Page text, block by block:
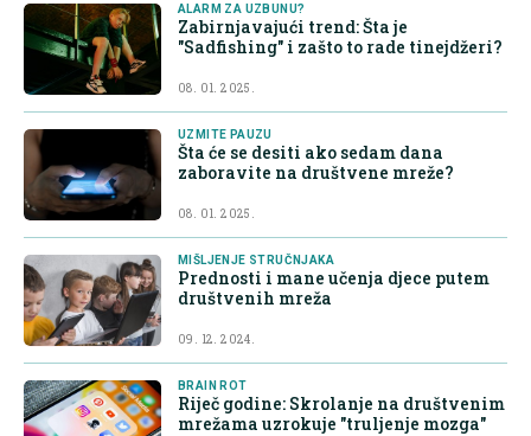
ALARM ZA UZBUNU?
Zabirnjavajući trend: Šta je
"Sadfishing" i zašto to rade tinejdžeri?
08. 01. 2025.
UZMITE PAUZU
Šta će se desiti ako sedam dana
zaboravite na društvene mreže?
08. 01. 2025.
MIŠLJENJE STRUČNJAKA
Prednosti i mane učenja djece putem
društvenih mreža
09. 12. 2024.
BRAIN ROT
Riječ godine: Skrolanje na društvenim
mrežama uzrokuje "truljenje mozga"